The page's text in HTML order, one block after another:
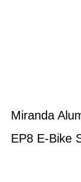
Miranda
EP8 E-Bike